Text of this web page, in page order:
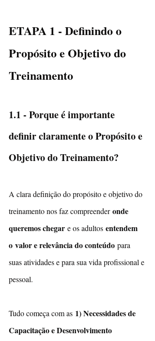
ETAPA 1 - Definindo o
Propósito e Objetivo do
Treinamento
1.1 - Porque é importante
definir claramente o Propósito e
Objetivo do Treinamento?
A clara definição do propósito e objetivo do
treinamento nos faz compreender onde
queremos chegar e os adultos entendem
o valor e relevância do conteúdo para
suas atividades e para sua vida profissional e
pessoal.
Tudo começa com as 1) Necessidades de
Capacitação e Desenvolvimento